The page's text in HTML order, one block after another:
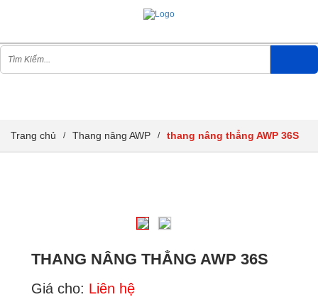
Trang chủ / Thang nâng AWP / thang nâng thẳng AWP 36S
THANG NÂNG THẲNG AWP 36S
Giá cho: Liên hệ